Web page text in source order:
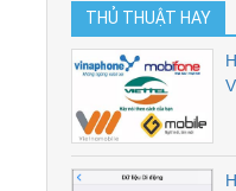
THỦ THUẬT HAY